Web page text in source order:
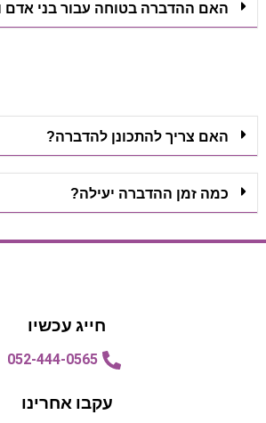
האם ההדברה בטוחה עבור בני אדם
האם צריך להתכונן להדברה?
כמה זמן ההדברה יעילה?
חייג עכשיו
052-444-0565
עקבו אחרינו